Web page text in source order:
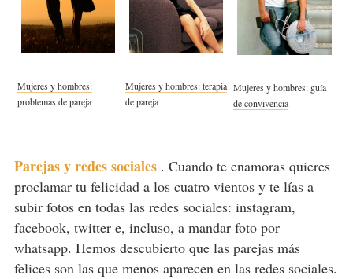
Mujeres y hombres:
problemas de pareja
Mujeres y hombres: terapia
de pareja
Mujeres y hombres: guía
de convivencia
Parejas y redes sociales . Cuando te enamoras quieres
proclamar tu felicidad a los cuatro vientos y te lías a
subir fotos en todas las redes sociales: instagram,
facebook, twitter e, incluso, a mandar foto por
whatsapp. Hemos descubierto que las parejas más
felices son las que menos aparecen en las redes sociales.